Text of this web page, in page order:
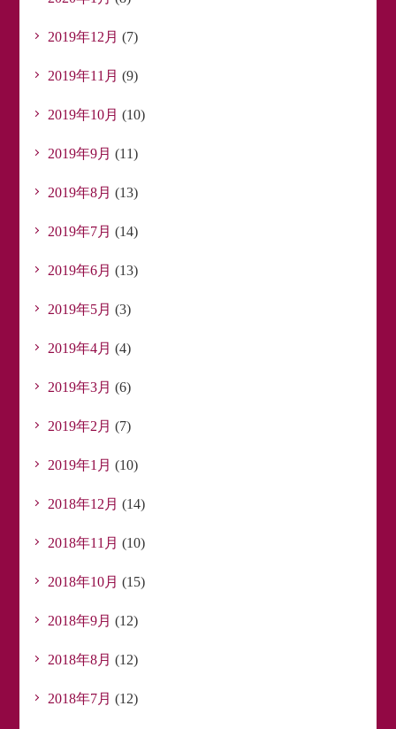
2019年12月 (7)
2019年11月 (9)
2019年10月 (10)
2019年9月 (11)
2019年8月 (13)
2019年7月 (14)
2019年6月 (13)
2019年5月 (3)
2019年4月 (4)
2019年3月 (6)
2019年2月 (7)
2019年1月 (10)
2018年12月 (14)
2018年11月 (10)
2018年10月 (15)
2018年9月 (12)
2018年8月 (12)
2018年7月 (12)